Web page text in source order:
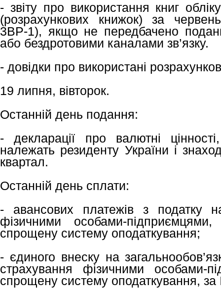
- звіту про використання книг
(розрахункових книжок) за
3ВР-1), якщо не передбачено
або бездротовими каналами зв’язку.
- довідки про використані
19 липня, вівторок.
Останній день подання:
- декларації про валютні
належать резиденту України і
квартал.
Останній день сплати:
- авансових платежів з податку
фізичними особами-
спрощену систему оподаткування;
- єдиного внеску на
страхування фізичними особами-
спрощену систему оподаткування, за